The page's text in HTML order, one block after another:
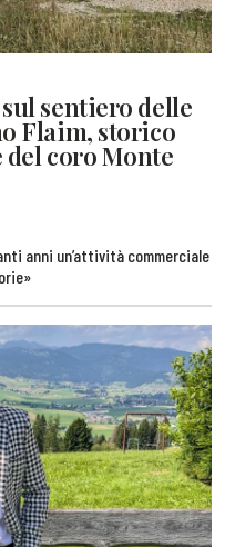
sentiero delle
Flaim, storico
del coro Monte
anni un’attività commerciale